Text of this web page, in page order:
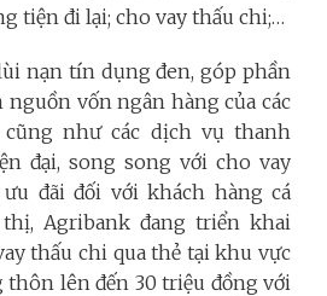
tiện đi lại; cho vay thấu chi;…
nạn tín dụng đen, góp phần
nguồn vốn ngân hàng của các
như các dịch vụ thanh
đại, song song với cho vay
đãi đối với khách hàng cá
Agribank đang triển khai
thấu chi qua thẻ tại khu vực
lên đến 30 triệu đồng với